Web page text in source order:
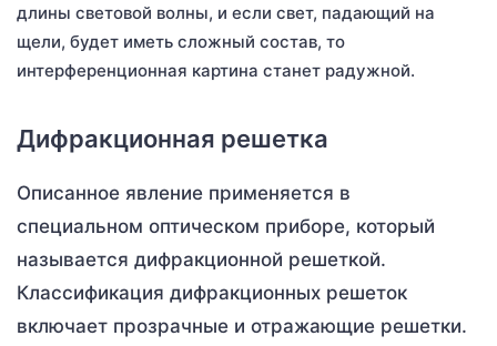
длины световой волны, и если свет, падающий на
щели, будет иметь сложный состав, то
интерференционная картина станет радужной.
Дифракционная решетка
Описанное явление применяется в
специальном оптическом приборе, который
называется дифракционной решеткой.
Классификация дифракционных решеток
включает прозрачные и отражающие решетки.